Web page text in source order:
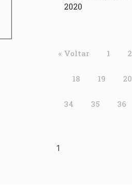
2020
« Voltar 1 2
18 19 20
34 35 36